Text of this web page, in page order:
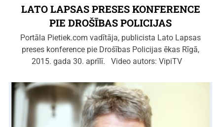
LATO LAPSAS PRESES KONFERENCE
PIE DROŠĪBAS POLICIJAS
Portāla Pietiek.com vadītāja, publicista Lato Lapsas
preses konference pie Drošības Policijas ēkas Rīgā,
2015. gada 30. aprīlī. Video autors: VipiTV